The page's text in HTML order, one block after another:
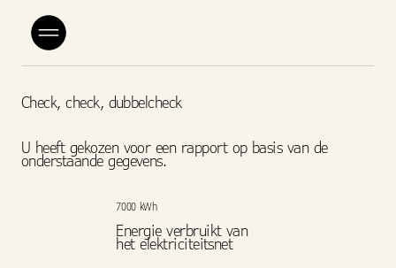
Check, check, dubbelcheck
U heeft gekozen voor een rapport op basis van de
onderstaande gegevens.
7000 kWh
Energie verbruikt van
het elektriciteitsnet